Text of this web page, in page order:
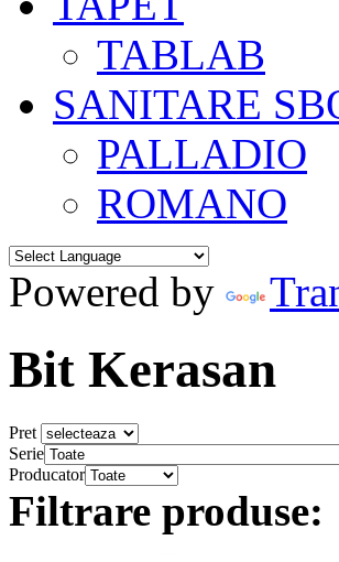
TABLAB
SANITARE
PALLADIO
ROMANO
Powered by
Bit Kerasan
Pret
Serie
Producator
Filtrare produse: